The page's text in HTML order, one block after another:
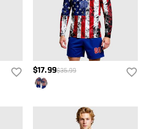
$17.99$35.99